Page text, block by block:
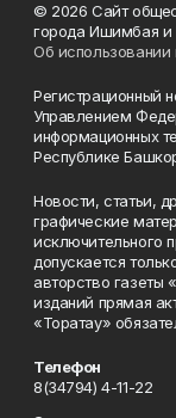
© 2026 Сайт
города Ишимбая
Об использовании
Регистрационный
Управлением
информационных
Республике
Новости, статьи,
графические
исключительного
допускается
авторство газеты
изданий прямая
«Торатау»
Телефон
8(34794) 4-11-22